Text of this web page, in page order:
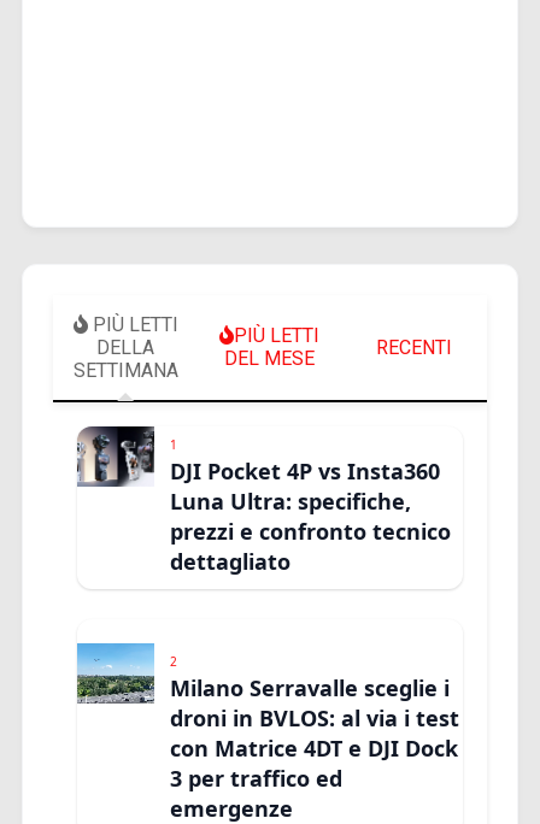
PIÙ LETTI
DELLA
SETTIMANA
PIÙ LETTI
DEL MESE
RECENTI
1
DJI Pocket 4P vs Insta360
Luna Ultra: specifiche,
prezzi e confronto tecnico
dettagliato
2
Milano Serravalle sceglie i
droni in BVLOS: al via i test
con Matrice 4DT e DJI Dock
3 per traffico ed
emergenze